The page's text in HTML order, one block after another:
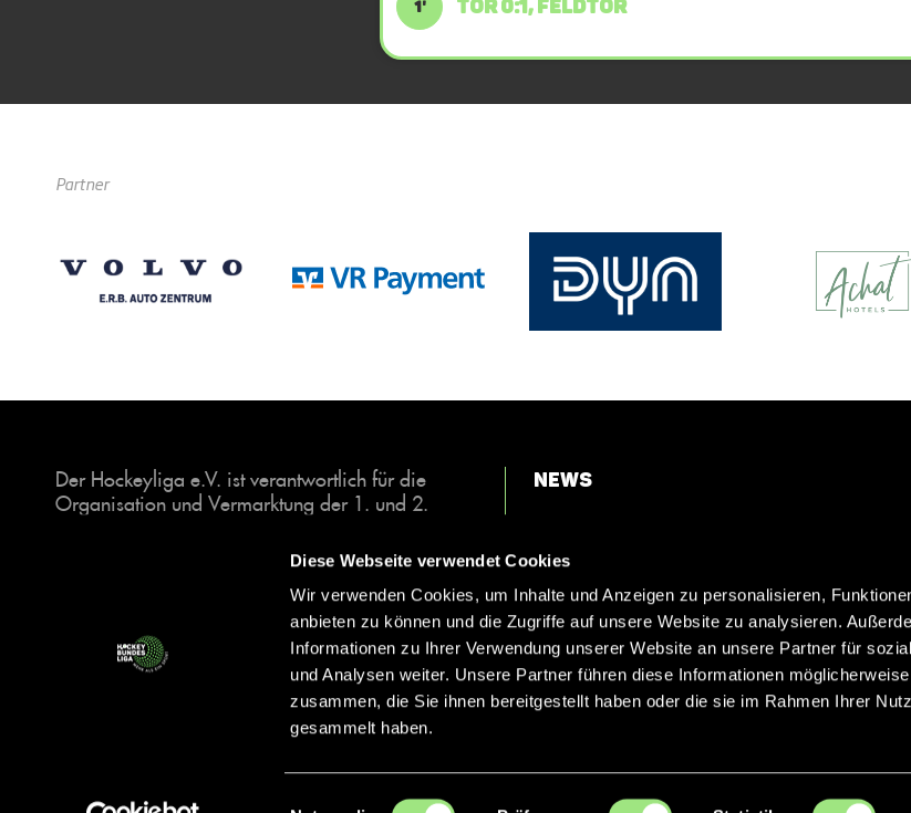
Diese Webseite verwendet Cookies
Wir verwenden Cookies, um Inhalte und Anzeigen zu personalisieren,
anbieten zu können und die Zugriffe auf unsere Website zu analysieren.
Informationen zu Ihrer Verwendung unserer Website an unsere Partner für
und Analysen weiter. Unsere Partner führen diese Informationen
zusammen, die Sie ihnen bereitgestellt haben oder die sie im Rahmen Ihrer
gesammelt haben.
Einwilligungsauswahl
1' TOR 0:1, FELDTOR
Partner
Der Hockeyliga e.V. ist verantwortlich für die
Organisation und Vermarktung der 1. und 2.
Halle. Insgesamt sind über 60 Vereine unter dem
Dach der Hockeyliga organisiert, sowohl im
Herren als auch im Damen Bereich.
News
Kontakt